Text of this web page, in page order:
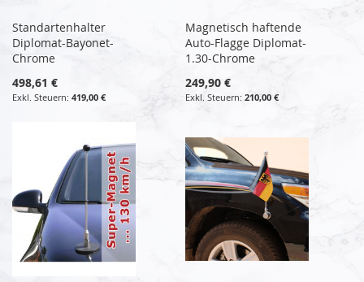
Standartenhalter
Diplomat-Bayonet-
Chrome
498,61 €
419,00 €
Magnetisch haftende
Auto-Flagge Diplomat-
1.30-Chrome
249,90 €
210,00 €